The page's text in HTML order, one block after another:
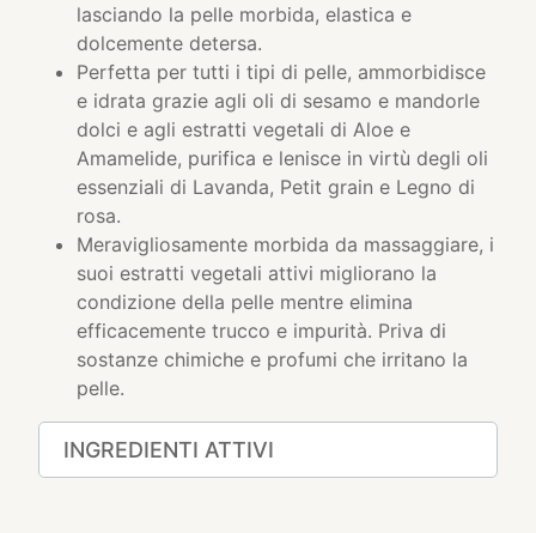
lasciando la pelle morbida, elastica e
dolcemente detersa.
Perfetta per tutti i tipi di pelle, ammorbidisce
e idrata grazie agli oli di sesamo e mandorle
dolci e agli estratti vegetali di Aloe e
Amamelide, purifica e lenisce in virtù degli oli
essenziali di Lavanda, Petit grain e Legno di
rosa.
Meravigliosamente morbida da massaggiare, i
suoi estratti vegetali attivi migliorano la
condizione della pelle mentre elimina
efficacemente trucco e impurità. Priva di
sostanze chimiche e profumi che irritano la
pelle.
INGREDIENTI ATTIVI